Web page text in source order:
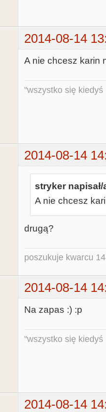
2014-08-14
A nie chcesz karin
"wszystko się kiedyś
2014-08-14
stryker napisał/
A nie chcesz
drugą?
poszukuje kwarcu
2014-08-14
Na zapas :) :p
"wszystko się kiedyś
2014-08-14